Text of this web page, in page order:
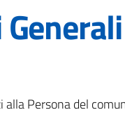
Persona del